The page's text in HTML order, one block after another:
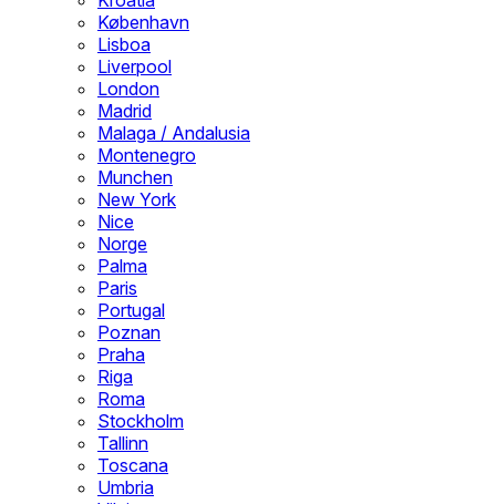
København
Lisboa
Liverpool
London
Madrid
Malaga / Andalusia
Montenegro
Munchen
New York
Nice
Norge
Palma
Paris
Portugal
Poznan
Praha
Riga
Roma
Stockholm
Tallinn
Toscana
Umbria